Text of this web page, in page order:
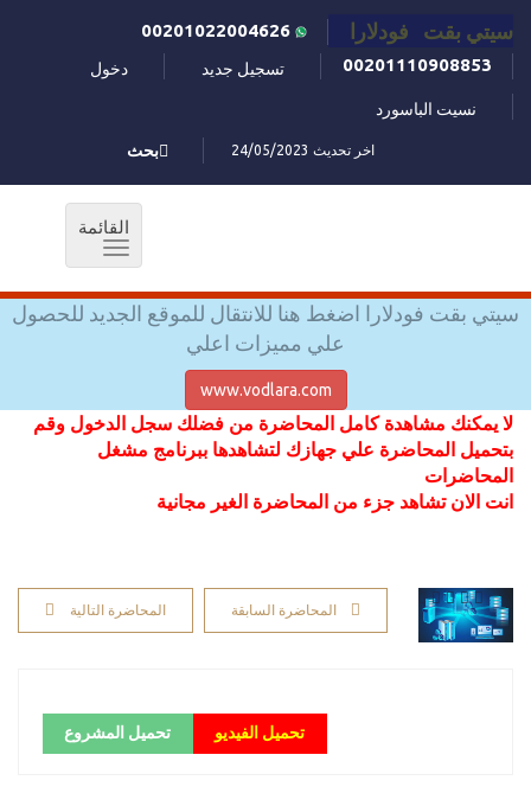
سيتي بقت فودلارا
00201110908853
تسجيل جديد دخول
نسيت الباسورد
اخر تحديث 24/05/2023 بحث
القائمة
Toggle
سيتي بقت فودلارا اضغط هنا للانتقال للموقع الجديد للحصول
علي مميزات اعلي
www.vodlara.com
لا يمكنك مشاهدة كامل المحاضرة من فضلك سجل الدخول وقم
بتحميل المحاضرة علي جهازك لتشاهدها ببرنامج مشغل
المحاضرات
انت الان تشاهد جزء من المحاضرة الغير مجانية
المحاضرة السابقة المحاضرة التالية
تحميل المشروع تحميل الفيديو